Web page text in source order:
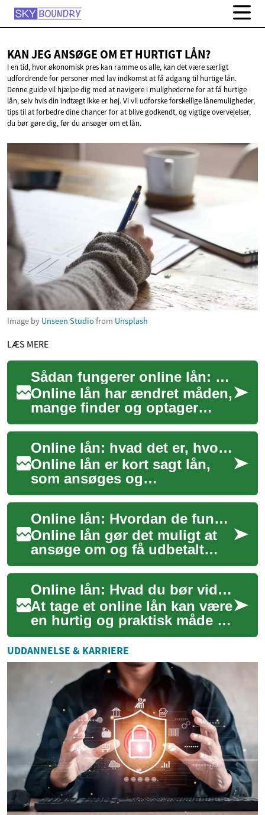
KAN JEG ANSØGE OM ETHURTIGT LÅN?
I en tid, hvor økonomisk pres kan ramme os alle, kan det være særligt
udfordrende for personer med lav indkomst at få adgang til hurtige lån.
Denne guide vil hjælpe dig med at navigere i mulighederne for at få hurtige
lån, selv hvis din indtægt ikke er høj. Vi vil udforske forskellige lånemuligheder,
tips til at forbedre dine chancer for at blive godkendt, og vigtige overvejelser,
du bør gøre dig, før du ansøger om et lån.
Image by Unseen Studio from Unsplash
LÆS MERE
Sådan fungerer online lån: muligheder, omkostninger og risici
Online lån har ændret måden,
mange finder og optager
finansiering på. Processen
foregår digitalt fra ansøgning
til ud...
Online lån: hvad det er, hvordan det virker og hvad du skal overveje
Online lån er kort sagt lån,
som ansøges og
administreres via internettet i
stedet for gennem en fysisk
bankfilial. D...
Online lån: Hvordan de fungerer og hvad du skal vide
Online lån gør det muligt at
ansøge om og få udbetalt
penge via internettet uden
fysisk fremmøde. Processen
kan være ...
Online lån: Hvad du bør vide før du ansøger
At tage et online lån kan være
en hurtig og praktisk måde at
få adgang til penge, men der
er flere forhold, du bør ke...
UDDANNELSE & KARRIERE